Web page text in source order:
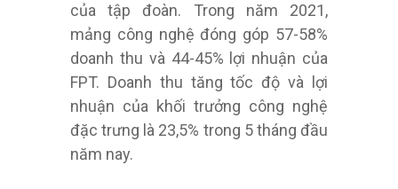
của tập đoàn. Trong năm 2021,
mảng công nghệ đóng góp 57-58%
doanh thu và 44-45% lợi nhuận của
FPT. Doanh thu tăng tốc độ và lợi
nhuận của khối trưởng công nghệ
đặc trưng là 23,5% trong 5 tháng đầu
năm nay.